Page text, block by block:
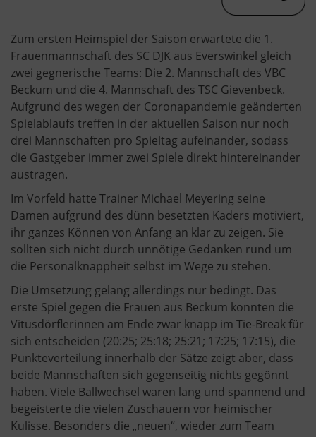
Zum ersten Heimspiel der Saison erwartete die 1.
Frauenmannschaft des SC DJK aus Everswinkel gleich
zwei gegnerische Teams: Die 2. Mannschaft des VBC
Beckum und die 4. Mannschaft des TSC Gievenbeck.
Aufgrund des wegen der Coronapandemie geänderten
Spielablaufs treffen in der aktuellen Saison nur noch
drei Mannschaften pro Spieltag aufeinander, sodass
die Gastgeber immer zwei Spiele direkt hintereinander
austragen.
Im Vorfeld hatte Trainer Michael Meyering seine
Damen aufgrund des dünn besetzten Kaders motiviert,
ihr ganzes Können von Anfang an klar zu zeigen. Sie
sollten sich nicht durch unnötige Gedanken rund um
die Personalknappheit selbst im Wege zu stehen.
Die Umsetzung gelang allerdings nur bedingt. Das
erste Spiel gegen die Frauen aus Beckum konnten die
Vitusdörflerinnen am Ende zwar knapp im Tie-Break für
sich entscheiden (20:25; 25:18; 25:21; 17:25; 17:15), die
Punkteverteilung innerhalb der Sätze zeigt aber, dass
beide Mannschaften sich gegenseitig nichts gegönnt
haben. Viele Ballwechsel waren lang und spannend und
begeisterte die vielen Zuschauern vor heimischer
Kulisse. Besonders die „neuen“, wieder zum Team